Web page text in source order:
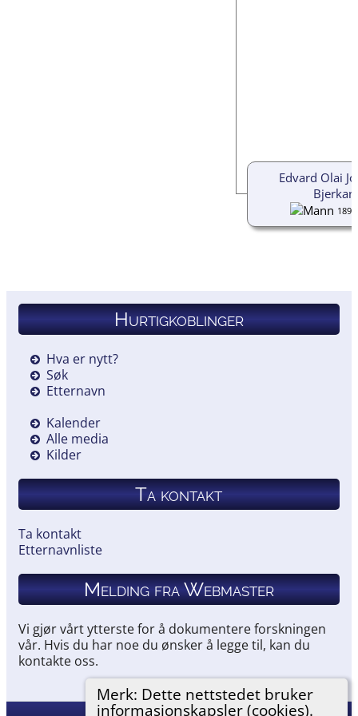
Merk: Dette nettstedet bruker
informasjonskapsler (cookies).
Edvard Olai
Bjerkan
Hurtigkoblinger
Hva er nytt?
Søk
Etternavn
Kalender
Alle media
Kilder
Ta kontakt
Ta kontakt
Etternavnliste
Melding fra Webmaster
Vi gjør vårt ytterste for å dokumentere forskningen
vår. Hvis du har noe du ønsker å legge til, kan du
kontakte oss.